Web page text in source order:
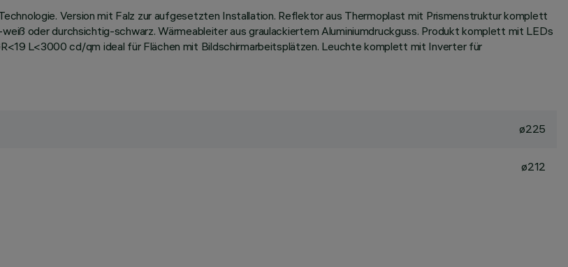
Version mit Falz zur aufgesetzten Installation. Reflektor aus Thermoplast mit Prismenstruktur komplett
oder durchsichtig-schwarz. Wärmeableiter aus graulackiertem Aluminiumdruckguss. Produkt komplett mit LEDs
L<3000 cd/qm ideal für Flächen mit Bildschirmarbeitsplätzen. Leuchte komplett mit Inverter für
ø225
ø212